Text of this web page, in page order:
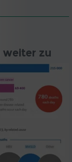
weiter zu